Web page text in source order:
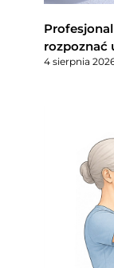
rozpoznać
4 sierpnia